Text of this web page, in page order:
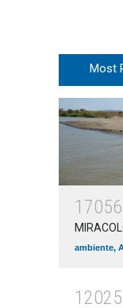
Most
17056
ambiente,
12025